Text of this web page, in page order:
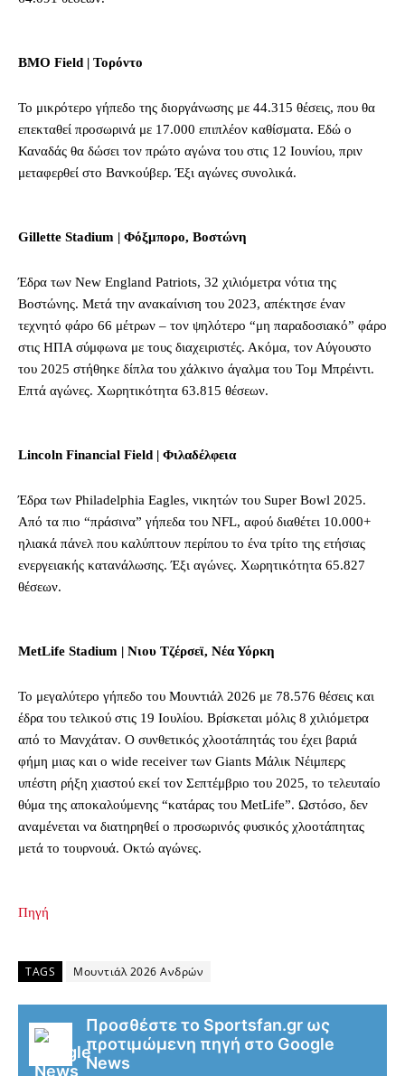
BMO Field | Τορόντο
Το μικρότερο γήπεδο της διοργάνωσης με 44.315 θέσεις, που θα
επεκταθεί προσωρινά με 17.000 επιπλέον καθίσματα. Εδώ ο
Καναδάς θα δώσει τον πρώτο αγώνα του στις 12 Ιουνίου, πριν
μεταφερθεί στο Βανκούβερ. Έξι αγώνες συνολικά.
Gillette Stadium | Φόξμπορο, Βοστώνη
Έδρα των New England Patriots, 32 χιλιόμετρα νότια της
Βοστώνης. Μετά την ανακαίνιση του 2023, απέκτησε έναν
τεχνητό φάρο 66 μέτρων – τον ψηλότερο “μη παραδοσιακό” φάρο
στις ΗΠΑ σύμφωνα με τους διαχειριστές. Ακόμα, τον Αύγουστο
του 2025 στήθηκε δίπλα του χάλκινο άγαλμα του Τομ Μπρέιντι.
Επτά αγώνες. Χωρητικότητα 63.815 θέσεων.
Lincoln Financial Field | Φιλαδέλφεια
Έδρα των Philadelphia Eagles, νικητών του Super Bowl 2025.
Από τα πιο “πράσινα” γήπεδα του NFL, αφού διαθέτει 10.000+
ηλιακά πάνελ που καλύπτουν περίπου το ένα τρίτο της ετήσιας
ενεργειακής κατανάλωσης. Έξι αγώνες. Χωρητικότητα 65.827
θέσεων.
MetLife Stadium | Νιου Τζέρσεϊ, Νέα Υόρκη
Το μεγαλύτερο γήπεδο του Μουντιάλ 2026 με 78.576 θέσεις και
έδρα του τελικού στις 19 Ιουλίου. Βρίσκεται μόλις 8 χιλιόμετρα
από το Μανχάταν. Ο συνθετικός χλοοτάπητάς του έχει βαριά
φήμη μιας και ο wide receiver των Giants Μάλικ Νέιμπερς
υπέστη ρήξη χιαστού εκεί τον Σεπτέμβριο του 2025, το τελευταίο
θύμα της αποκαλούμενης “κατάρας του MetLife”. Ωστόσο, δεν
αναμένεται να διατηρηθεί ο προσωρινός φυσικός χλοοτάπητας
μετά το τουρνουά. Οκτώ αγώνες.
Πηγή
TAGS Μουντιάλ 2026 Ανδρών
Προσθέστε το Sportsfan.gr ως
προτιμώμενη πηγή στο Google
News